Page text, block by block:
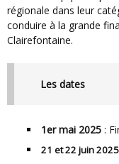
régionale dans leur
conduire à la grande
Clairefontaine.
Les dates
1er mai 2025 :
21 et 22 juin 2025